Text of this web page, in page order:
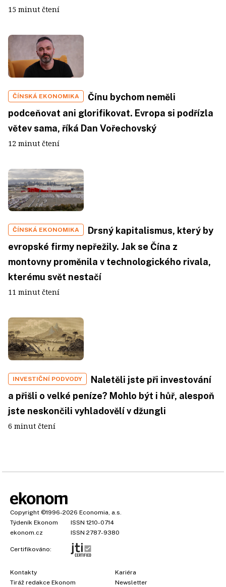
15 minut čtení
ČÍNSKÁ EKONOMIKA
Čínu bychom neměli
podceňovat ani glorifikovat. Evropa si podřízla
větev sama, říká Dan Vořechovský
12 minut čtení
ČÍNSKÁ EKONOMIKA
Drsný kapitalismus, který by
evropské firmy nepřežily. Jak se Čína z
montovny proměnila v technologického rivala,
kterému svět nestačí
11 minut čtení
INVESTIČNÍ PODVODY
Naletěli jste při investování
a přišli o velké peníze? Mohlo být i hůř, alespoň
jste neskončili vyhladovělí v džungli
6 minut čtení
Copyright ©1996-2026 Economia, a.s.
Týdeník Ekonom
ISSN 1210-0714
ekonom.cz
ISSN 2787-9380
Certifikováno:
Kontakty
Tiráž redakce Ekonom
Kariéra
Newsletter